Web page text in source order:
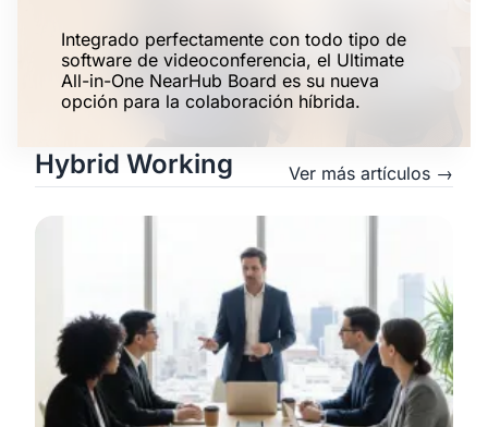
Integrado perfectamente con todo tipo de
software de videoconferencia, el Ultimate
All-in-One NearHub Board es su nueva
opción para la colaboración híbrida.
Hybrid Working Ver más artículos →